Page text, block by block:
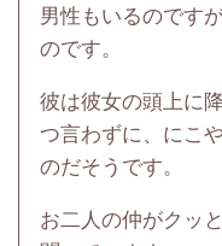
男性もいるのです
のです。
彼は彼女の頭上に
つ言わずに、にこ
のだそうです。
お二人の仲がクッ